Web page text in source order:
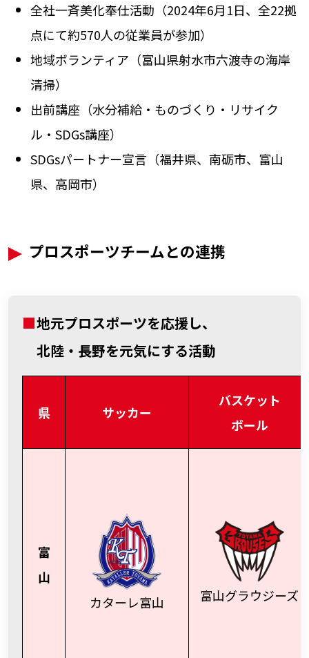
全社一斉美化奉仕活動（2024年6月1日、全22拠
点にて約570人の従業員が参加）
地域ボランティア（富山県射水市六渡寺の海岸
清掃）
出前講座（水分補給・ものづくり・リサイク
ル・SDGs講座）
SDGsパートナー宣言（福井県、南砺市、富山
県、高岡市）
プロスポーツチームとの連携
■地元プロスポーツを応援し、
北陸・長野を元気にする活動
県 サッカー
バスケット
ボール
富
山
カターレ富山
富山グラウジーズ